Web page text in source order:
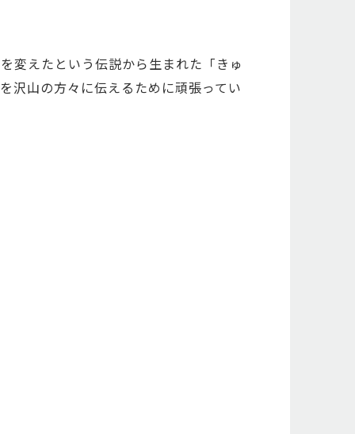
変えたという伝説から生まれた「きゅ
沢山の方々に伝えるために頑張ってい